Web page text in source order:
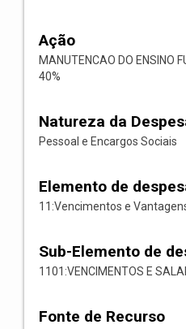
Ação
MANUTENCAO DO ENSINO
40%
Natureza da
Pessoal e Encargos Sociais
Elemento de
11:Vencimentos e
Sub-Elemento de
1101:VENCIMENTOS E
Fonte de Recurso